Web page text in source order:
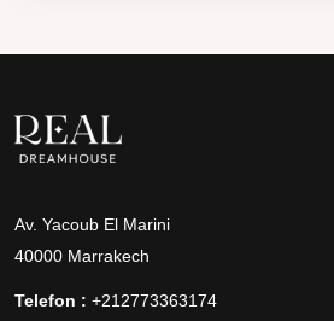
Av. Yacoub El Marini
40000 Marrakech
Telefon : +212773363174